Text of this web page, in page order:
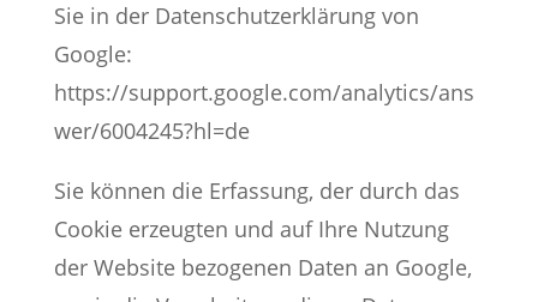
Sie in der Datenschutzerklärung von
Google:
https://support.google.com/analytics/ans
wer/6004245?hl=de
Sie können die Erfassung, der durch das
Cookie erzeugten und auf Ihre Nutzung
der Website bezogenen Daten an Google,